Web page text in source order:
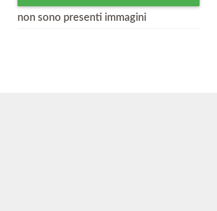
GPS
non sono presenti immagini